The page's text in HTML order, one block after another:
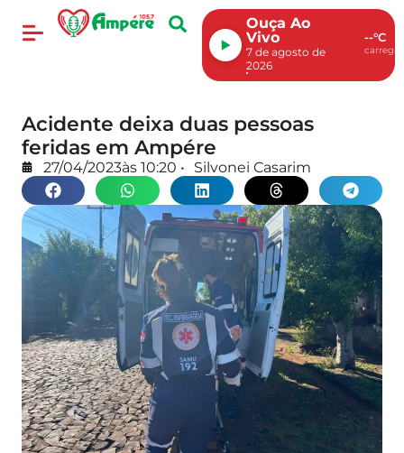
Ouça Ao
Vivo
7 de agosto de
2026
--°C
Acidente deixa duas pessoas
feridas em Ampére
27/04/2023às 10:20 • Silvonei Casarim